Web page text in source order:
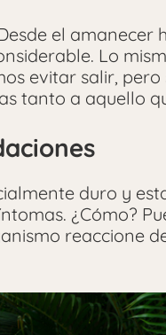
el amanecer
Lo
evitar salir,
tanto a aquello
duro y
¿Cómo?
reaccione